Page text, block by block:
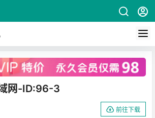
网-ID:96-3
前往下载